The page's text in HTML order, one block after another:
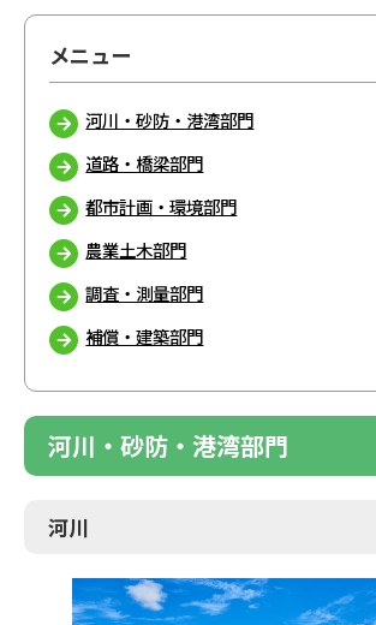
河川・砂防・港湾部門
道路・橋梁部門
都市計画・環境部門
農業土木部門
調査・測量部門
補償・建築部門
河川・砂防・港湾部門
河川